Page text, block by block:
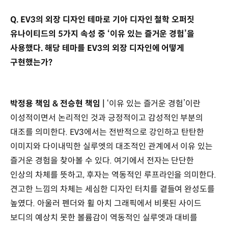
Q. EV3의 외장 디자인 테마로 기아 디자인 철학 오퍼짓
유나이티드의 5가지 속성 중 ‘이유 있는 즐거운 경험’을
사용했다. 해당 테마를 EV3의 외장 디자인에 어떻게
구현했는가?
박정용 책임 & 전승현 책임 | ‘이유 있는 즐거운 경험’이란
이성적이면서 논리적인 것과 긍정적이고 감성적인 부분의
대조를 의미한다. EV3에서는 전반적으로 강인하고 탄탄한
이미지와 다이내믹한 실루엣의 대조적인 관계에서 이유 있는
즐거운 경험을 찾아볼 수 있다. 여기에서 전자는 단단한
인상의 차체를 뜻하고, 후자는 역동적인 루프라인을 의미한다.
견고한 느낌의 차체는 세심한 디자인 터치를 곁들여 완성도를
높였다. 아울러 펜더와 휠 아치 그래픽에서 비롯된 사이드
보디의 예상치 못한 볼륨감이 역동적인 실루엣과 대비를